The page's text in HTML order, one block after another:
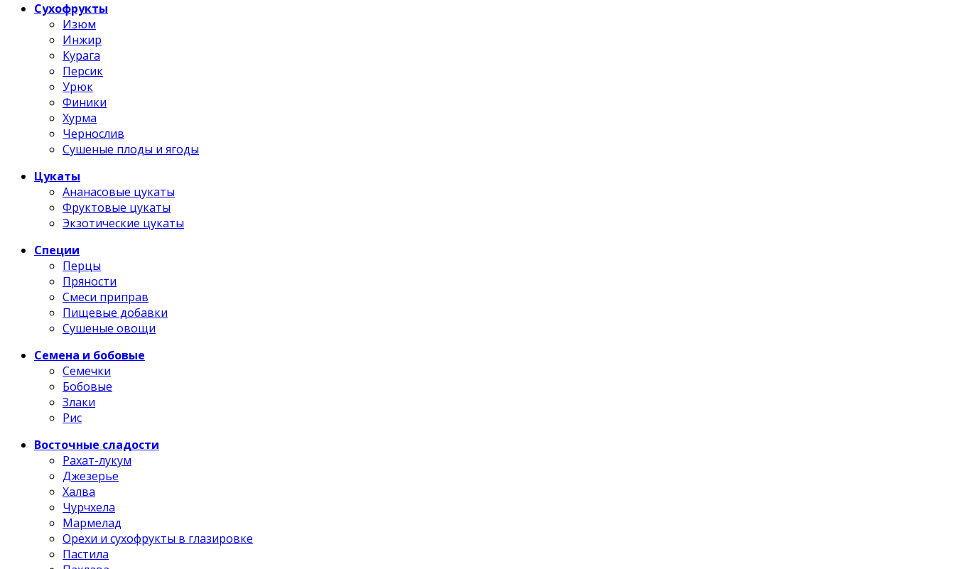
Сухофрукты
Изюм
Инжир
Курага
Персик
Урюк
Финики
Хурма
Чернослив
Сушеные плоды и ягоды
Цукаты
Ананасовые цукаты
Фруктовые цукаты
Экзотические цукаты
Специи
Перцы
Пряности
Смеси приправ
Пищевые добавки
Сушеные овощи
Семена и бобовые
Семечки
Бобовые
Злаки
Рис
Восточные сладости
Рахат-лукум
Джезерье
Халва
Чурчхела
Мармелад
Орехи и сухофрукты в глазировке
Пастила